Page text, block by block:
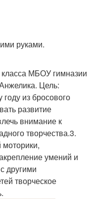
руками.
МБОУ гимназии
Цель:
из бросового
развитие
внимание к
творчества.3.
умений и
другими
творческое